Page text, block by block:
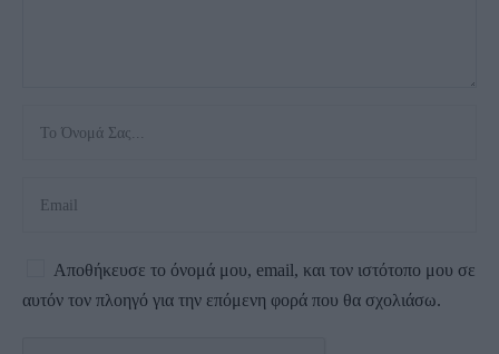
Αποθήκευσε το όνομά μου, email, και τον ιστότοπο μου σε
αυτόν τον πλοηγό για την επόμενη φορά που θα σχολιάσω.